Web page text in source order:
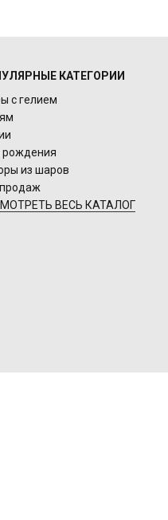
КАТЕГОРИИ
с гелием
из шаров
ВЕСЬ КАТАЛОГ